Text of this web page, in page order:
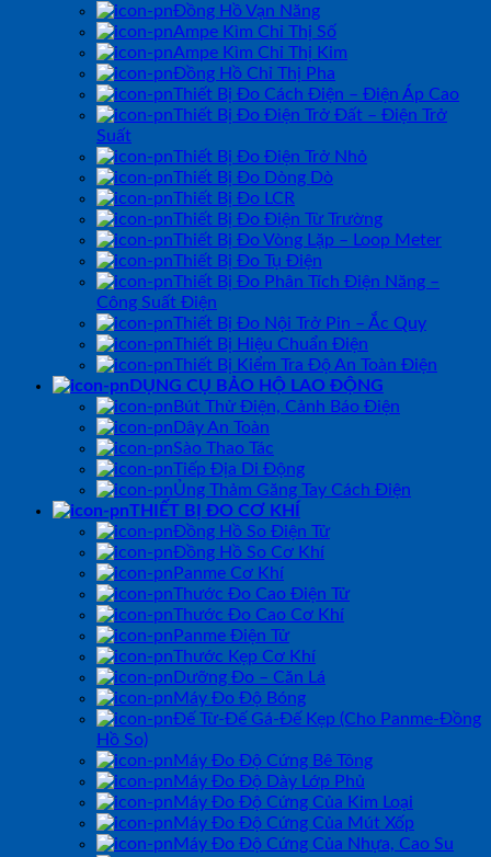
Đồng Hồ Vạn Năng
Ampe Kìm Chỉ Thị Số
Ampe Kìm Chỉ Thị Kim
Đồng Hồ Chỉ Thị Pha
Thiết Bị Đo Cách Điện – Điện Áp Cao
Thiết Bị Đo Điện Trở Đất – Điện Trở
Suất
Thiết Bị Đo Điện Trở Nhỏ
Thiết Bị Đo Dòng Dò
Thiết Bị Đo LCR
Thiết Bị Đo Điện Từ Trường
Thiết Bị Đo Vòng Lặp – Loop Meter
Thiết Bị Đo Tụ Điện
Thiết Bị Đo Phân Tích Điện Năng –
Công Suất Điện
Thiết Bị Đo Nội Trở Pin – Ắc Quy
Thiết Bị Hiệu Chuẩn Điện
Thiết Bị Kiểm Tra Độ An Toàn Điện
DỤNG CỤ BẢO HỘ LAO ĐỘNG
Bút Thử Điện, Cảnh Báo Điện
Dây An Toàn
Sào Thao Tác
Tiếp Địa Di Động
Ủng Thảm Găng Tay Cách Điện
THIẾT BỊ ĐO CƠ KHÍ
Đồng Hồ So Điện Tử
Đồng Hồ So Cơ Khí
Panme Cơ Khí
Thước Đo Cao Điện Tử
Thước Đo Cao Cơ Khí
Panme Điện Tử
Thước Kẹp Cơ Khí
Dưỡng Đo – Căn Lá
Máy Đo Độ Bóng
Đế Từ-Đế Gá-Đế Kẹp (Cho Panme-Đồng
Hồ So)
Máy Đo Độ Cứng Bê Tông
Máy Đo Độ Dày Lớp Phủ
Máy Đo Độ Cứng Của Kim Loại
Máy Đo Độ Cứng Của Mút Xốp
Máy Đo Độ Cứng Của Nhựa, Cao Su